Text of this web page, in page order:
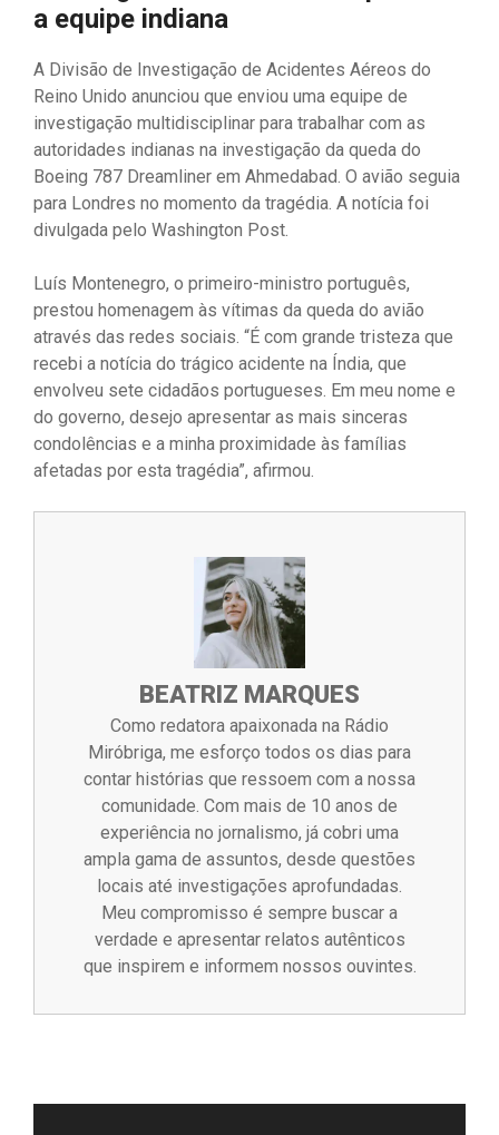
a equipe indiana
A Divisão de Investigação de Acidentes Aéreos do
Reino Unido anunciou que enviou uma equipe de
investigação multidisciplinar para trabalhar com as
autoridades indianas na investigação da queda do
Boeing 787 Dreamliner em Ahmedabad. O avião seguia
para Londres no momento da tragédia. A notícia foi
divulgada pelo Washington Post.
Luís Montenegro, o primeiro-ministro português,
prestou homenagem às vítimas da queda do avião
através das redes sociais. “É com grande tristeza que
recebi a notícia do trágico acidente na Índia, que
envolveu sete cidadãos portugueses. Em meu nome e
do governo, desejo apresentar as mais sinceras
condolências e a minha proximidade às famílias
afetadas por esta tragédia”, afirmou.
BEATRIZ MARQUES
Como redatora apaixonada na Rádio
Miróbriga, me esforço todos os dias para
contar histórias que ressoem com a nossa
comunidade. Com mais de 10 anos de
experiência no jornalismo, já cobri uma
ampla gama de assuntos, desde questões
locais até investigações aprofundadas.
Meu compromisso é sempre buscar a
verdade e apresentar relatos autênticos
que inspirem e informem nossos ouvintes.